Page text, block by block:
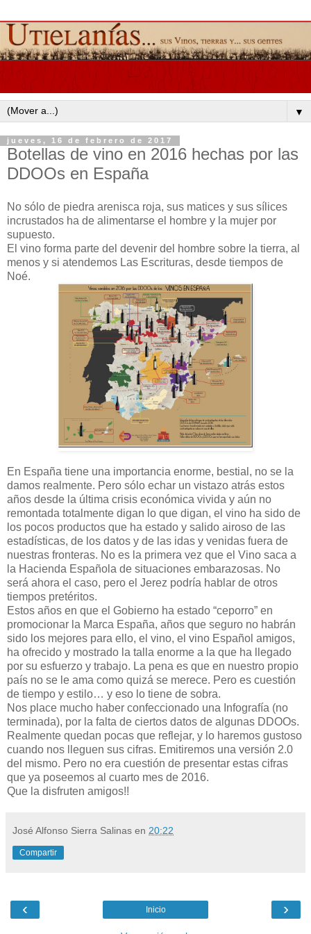
▼
jueves, 16 de febrero de 2017
Botellas de vino en 2016 hechas por las
DDOOs en España
No sólo de piedra arenisca roja, sus matices y sus sílices
incrustados ha de alimentarse el hombre y la mujer por
supuesto.
El vino forma parte del devenir del hombre sobre la tierra, al
menos y si atendemos Las Escrituras, desde tiempos de
Noé.
En España tiene una importancia enorme, bestial, no se la
damos realmente. Pero sólo echar un vistazo atrás estos
años desde la última crisis económica vivida y aún no
remontada totalmente digan lo que digan, el vino ha sido de
los pocos productos que ha estado y salido airoso de las
estadísticas, de los datos y de las idas y venidas fuera de
nuestras fronteras. No es la primera vez que el Vino saca a
la Hacienda Española de situaciones embarazosas. No
será ahora el caso, pero el Jerez podría hablar de otros
tiempos pretéritos.
Estos años en que el Gobierno ha estado “ceporro” en
promocionar la Marca España, años que seguro no habrán
sido los mejores para ello, el vino, el vino Español amigos,
ha ofrecido y mostrado la talla enorme a la que ha llegado
por su esfuerzo y trabajo. La pena es que en nuestro propio
país no se le ama como quizá se merece. Pero es cuestión
de tiempo y estilo… y eso lo tiene de sobra.
Nos place mucho haber confeccionado una Infografía (no
terminada), por la falta de ciertos datos de algunas DDOOs.
Realmente quedan pocas que reflejar, y lo haremos gustoso
cuando nos lleguen sus cifras. Emitiremos una versión 2.0
del mismo. Pero no era cuestión de presentar estas cifras
que ya poseemos al cuarto mes de 2016.
Que la disfruten amigos!!
José Alfonso Sierra Salinas en 20:22
Compartir
‹ ›
Inicio